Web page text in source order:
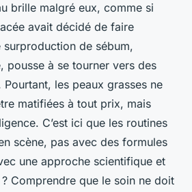
brille malgré eux, comme si
avait décidé de faire
de sébum,
pousse à se tourner vers des
les peaux grasses ne
matifiées à tout prix, mais
C’est ici que les routines
scène, pas avec des formules
une approche scientifique et
Comprendre que le soin ne doit